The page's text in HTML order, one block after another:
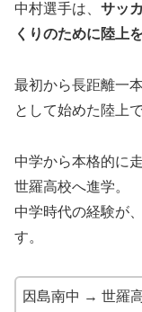
中村選手は、 サッ
くりのために陸上
最初から長距離一
として始めた陸上
中学から本格的に
世羅高校へ進学。
中学時代の経験が
す。
因島南中 → 世羅